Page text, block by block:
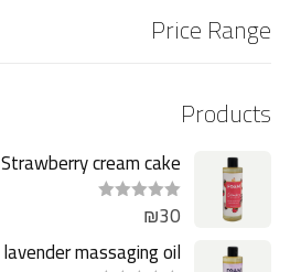
Price Range
Products
Strawberry cream cake
Massaging oil 250ml
ت
م
ا
ل
₪30
lavender massaging oil